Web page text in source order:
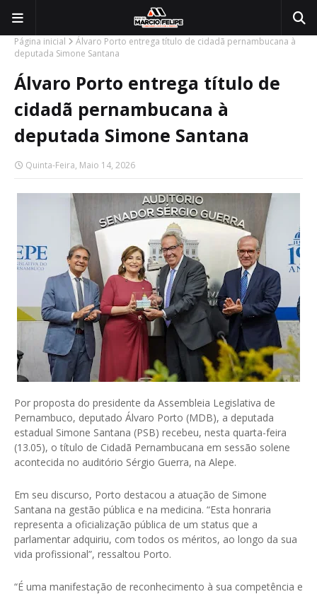
Página inicial
Álvaro Porto entrega título de cidadã pernambucana à
deputada Simone Santana
Álvaro Porto entrega título de
cidadã pernambucana à
deputada Simone Santana
Quinta-Feira, Maio 14, 2026
Por proposta do presidente da Assembleia Legislativa de
Pernambuco, deputado Álvaro Porto (MDB), a deputada
estadual Simone Santana (PSB) recebeu, nesta quarta-feira
(13.05), o título de Cidadã Pernambucana em sessão solene
acontecida no auditório Sérgio Guerra, na Alepe.
Em seu discurso, Porto destacou a atuação de Simone
Santana na gestão pública e na medicina. “Esta honraria
representa a oficialização pública de um status que a
parlamentar adquiriu, com todos os méritos, ao longo da sua
vida profissional”, ressaltou Porto.
“É uma manifestação de reconhecimento à sua competência e